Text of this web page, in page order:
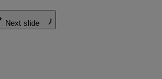
Next slide